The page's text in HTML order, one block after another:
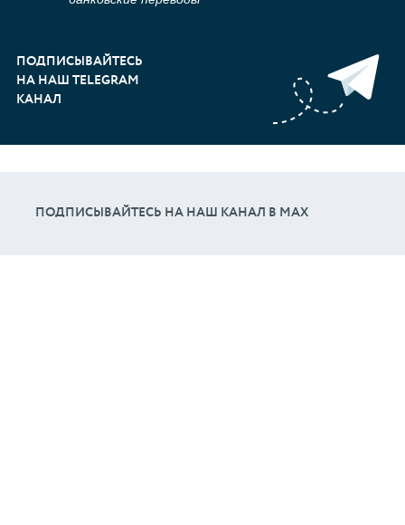
ПОДПИСЫВАЙТЕСЬ
НА НАШ TELEGRAM
КАНАЛ
ПОДПИСЫВАЙТЕСЬ НА НАШ КАНАЛ В МАХ